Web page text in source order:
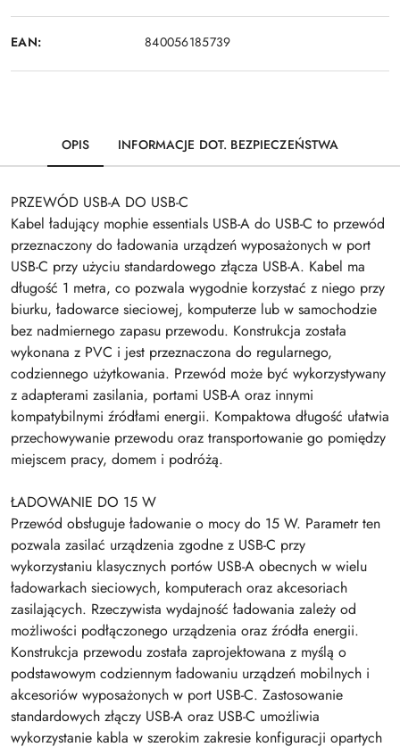
EAN: 840056185739
OPIS INFORMACJE DOT. BEZPIECZEŃSTWA
PRZEWÓD USB-A DO USB-C
Kabel ładujący mophie essentials USB-A do USB-C to przewód
przeznaczony do ładowania urządzeń wyposażonych w port
USB-C przy użyciu standardowego złącza USB-A. Kabel ma
długość 1 metra, co pozwala wygodnie korzystać z niego przy
biurku, ładowarce sieciowej, komputerze lub w samochodzie
bez nadmiernego zapasu przewodu. Konstrukcja została
wykonana z PVC i jest przeznaczona do regularnego,
codziennego użytkowania. Przewód może być wykorzystywany
z adapterami zasilania, portami USB-A oraz innymi
kompatybilnymi źródłami energii. Kompaktowa długość ułatwia
przechowywanie przewodu oraz transportowanie go pomiędzy
miejscem pracy, domem i podróżą.
ŁADOWANIE DO 15 W
Przewód obsługuje ładowanie o mocy do 15 W. Parametr ten
pozwala zasilać urządzenia zgodne z USB-C przy
wykorzystaniu klasycznych portów USB-A obecnych w wielu
ładowarkach sieciowych, komputerach oraz akcesoriach
zasilających. Rzeczywista wydajność ładowania zależy od
możliwości podłączonego urządzenia oraz źródła energii.
Konstrukcja przewodu została zaprojektowana z myślą o
podstawowym codziennym ładowaniu urządzeń mobilnych i
akcesoriów wyposażonych w port USB-C. Zastosowanie
standardowych złączy USB-A oraz USB-C umożliwia
wykorzystanie kabla w szerokim zakresie konfiguracji opartych